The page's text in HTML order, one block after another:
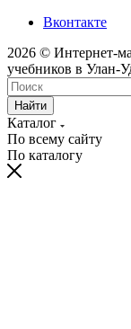
Вконтакте
2026 © Интернет-
учебников в Улан-
Найти
Каталог
По всему сайту
По каталогу